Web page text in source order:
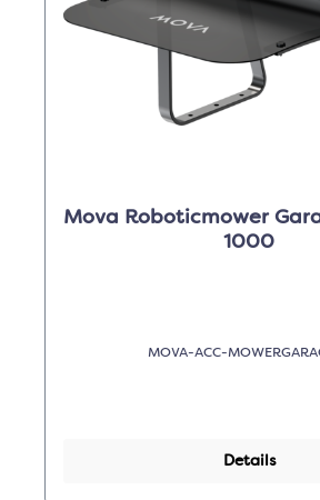
Mova Roboticmower
1000
MOVA-ACC-
Details